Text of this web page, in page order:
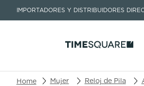
IMPORTADORES Y DISTRIBUIDORES
Buscar un producto o artículo
Mujer Reloj de Pila